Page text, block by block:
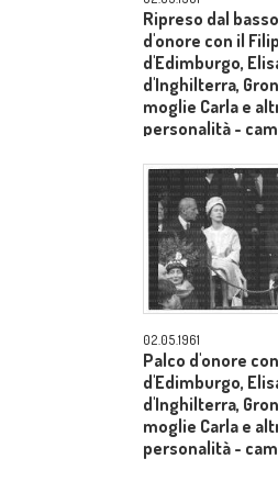
Ripreso dal
d'onore con il
d'Edimburgo,
d'Inghilterra,
moglie Carla e
personalità -
02.05.1961
Palco d'onore
d'Edimburgo,
d'Inghilterra,
moglie Carla e
personalità -